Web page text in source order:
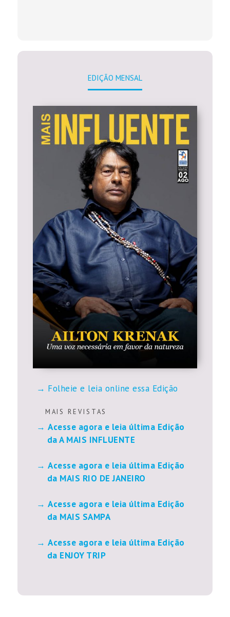
EDIÇÃO MENSAL
Folheie e leia online essa Edição
M A I S R E V I S T A S
Acesse agora e leia última Edição
da A MAIS INFLUENTE
Acesse agora e leia última Edição
da MAIS RIO DE JANEIRO
Acesse agora e leia última Edição
da MAIS SAMPA
Acesse agora e leia última Edição
da ENJOY TRIP